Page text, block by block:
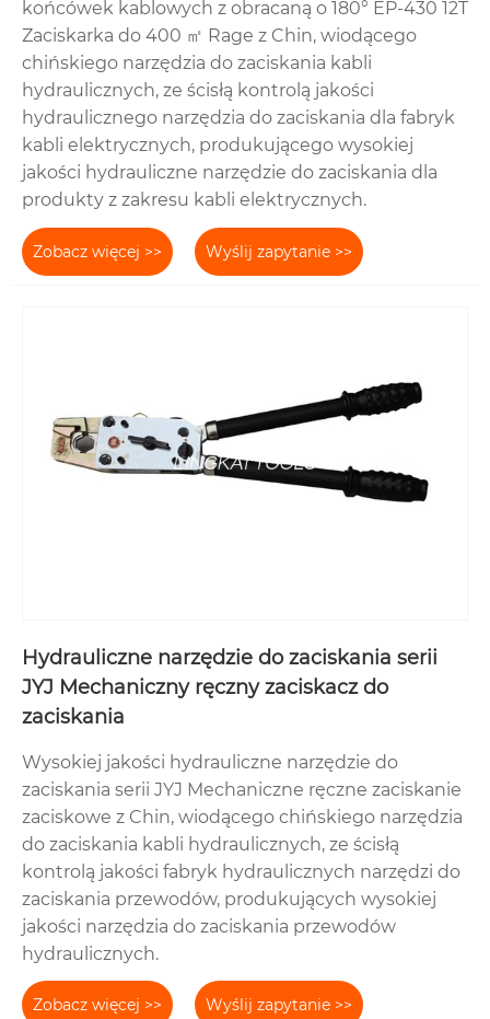
końcówek kablowych z obracaną o 180° EP-430 12T
Zaciskarka do 400 ㎡ Rage z Chin, wiodącego
chińskiego narzędzia do zaciskania kabli
hydraulicznych, ze ścisłą kontrolą jakości
hydraulicznego narzędzia do zaciskania dla fabryk
kabli elektrycznych, produkującego wysokiej
jakości hydrauliczne narzędzie do zaciskania dla
produkty z zakresu kabli elektrycznych.
Zobacz więcej >> Wyślij zapytanie >>
Hydrauliczne narzędzie do zaciskania serii
JYJ Mechaniczny ręczny zaciskacz do
zaciskania
Wysokiej jakości hydrauliczne narzędzie do
zaciskania serii JYJ Mechaniczne ręczne zaciskanie
zaciskowe z Chin, wiodącego chińskiego narzędzia
do zaciskania kabli hydraulicznych, ze ścisłą
kontrolą jakości fabryk hydraulicznych narzędzi do
zaciskania przewodów, produkujących wysokiej
jakości narzędzia do zaciskania przewodów
hydraulicznych.
Zobacz więcej >> Wyślij zapytanie >>